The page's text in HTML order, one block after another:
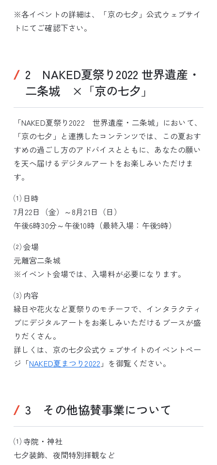
※各イベントの詳細は、「京の七夕」公式ウェブサイ
トにてご確認下さい。
2 NAKED夏祭り2022 世界遺産・
二条城 ×「京の七夕」
「NAKED夏祭り2022 世界遺産・二条城」において、
「京の七夕」と連携したコンテンツでは、この夏おす
すめの過ごし方のアドバイスとともに、あなたの願い
を天へ届けるデジタルアートをお楽しみいただけま
す。
⑴ 日時
7月22日（金）～8月21日（日）
午後6時30分～午後10時（最終入場：午後9時）
⑵ 会場
元離宮二条城
※イベント会場では、入場料が必要になります。
⑶ 内容
縁日や花火など夏祭りのモチーフで、インタラクティ
ブにデジタルアートをお楽しみいただけるブースが盛
りだくさん。
詳しくは、京の七夕公式ウェブサイトのイベントペー
ジ「NAKED夏まつり2022 」を御覧ください。
3 その他協賛事業について
⑴ 寺院・神社
七夕装飾、夜間特別拝観など